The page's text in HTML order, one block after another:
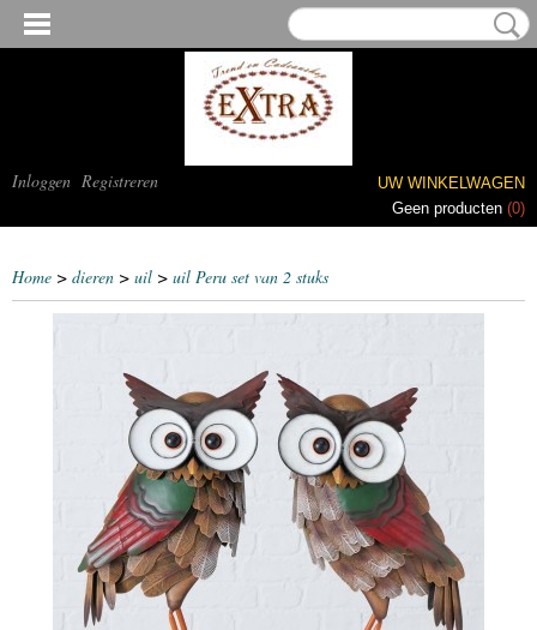
Inloggen Registreren
UW WINKELWAGEN
Geen producten (0)
Home > dieren > uil > uil Peru set van 2 stuks